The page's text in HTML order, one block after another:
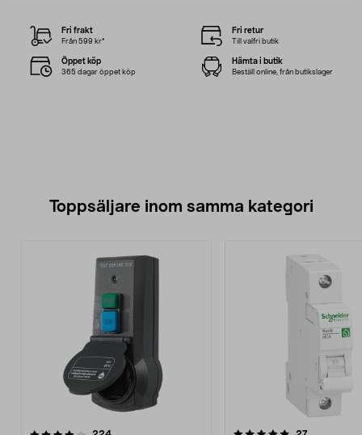
Fri frakt
Från 599 kr*
Fri retur
Till valfri butik
Öppet köp
365 dagar öppet köp
Hämta i butik
Beställ online, från butikslager
Toppsäljare inom samma kategori